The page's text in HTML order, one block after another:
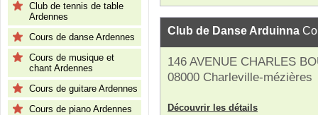
Club de tennis de table
Ardennes
Cours de danse Ardennes
Cours de musique et
chant Ardennes
Cours de guitare Ardennes
Cours de piano Ardennes
Club de Danse Arduinna
146 AVENUE CHARLES
08000 Charleville-mézières
Découvrir les détails